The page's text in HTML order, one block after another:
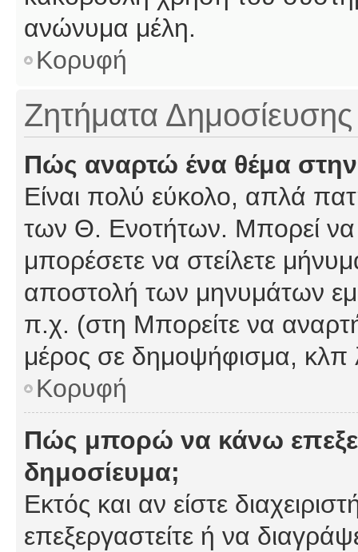
ανώνυμα μέλη.
Κορυφή
Ζητήματα Δημοσίευσης
Πώς αναρτώ ένα θέμα
Είναι πολύ εύκολο, απλά
των Θ. Ενοτήτων. Μπορεί να
μπορέσετε να στείλετε
αποστολή των μηνυμάτων
π.χ. (στη Μπορείτε να
μέρος σε δημοψήφισμα, κλπ
Κορυφή
Πώς μπορώ να κάνω
δημοσίευμα;
Εκτός και αν είστε
επεξεργαστείτε ή να